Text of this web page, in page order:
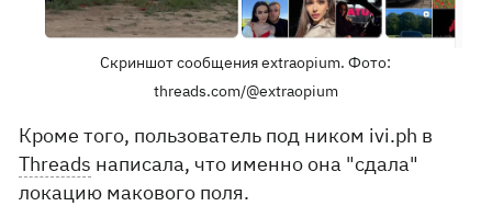
Скриншот сообщения extraopium. Фото:
threads.com/@extraopium
Кроме того, пользователь под ником ivi.ph в
Threads написала, что именно она "сдала"
локацию макового поля.